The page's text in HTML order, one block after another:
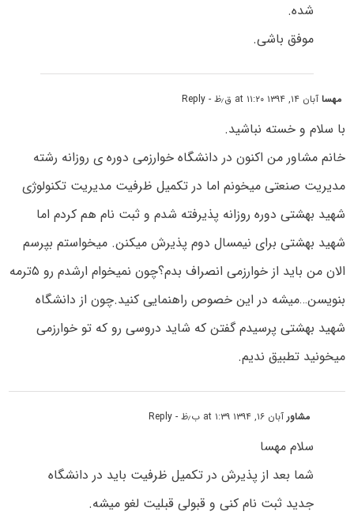
شده.
موفق باشی.
مهساآبان ۱۴, ۱۳۹۴ at ۱۱:۲۰ ق٫ظ - Reply
با سلام و خسته نباشید.
خانم مشاور من اکنون در دانشگاه خوارزمی دوره ی روزانه رشته
مدیریت صنعتی میخونم اما در تکمیل ظرفیت مدیریت تکنولوژی
شهید بهشتی دوره روزانه پذیرفته شدم و ثبت نام هم کردم اما
شهید بهشتی برای نیمسال دوم پذیرش میکنن. میخواستم بپرسم
الان من باید از خوارزمی انصراف بدم؟چون نمیخوام ارشدم رو ۵ترمه
بنویسن…میشه در این خصوص راهنمایی کنید.چون از دانشگاه
شهید بهشتی پرسیدم گفتن که شاید دروسی رو که تو خوارزمی
میخونید تطبیق ندیم.
مشاورآبان ۱۶, ۱۳۹۴ at ۱:۳۹ ب٫ظ - Reply
سلام مهسا
شما بعد از پذیرش در تکمیل ظرفیت باید در دانشگاه
جدید ثبت نام کنی و قبولی قبلیت لغو میشه.